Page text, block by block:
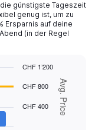
die günstigste Tageszeit
genug ist, um zu
Ersparnis auf deine
(in der Regel
Avg. Price
CHF 400
CHF 800
CHF 1’200